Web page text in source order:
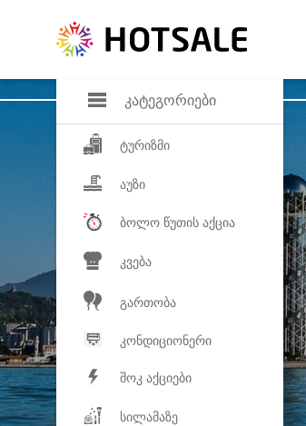
კატეგორიები
ტურიზმი
აუზი
ბოლო წუთის აქცია
კვება
გართობა
კონდიციონერი
შოკ აქციები
სილამაზე